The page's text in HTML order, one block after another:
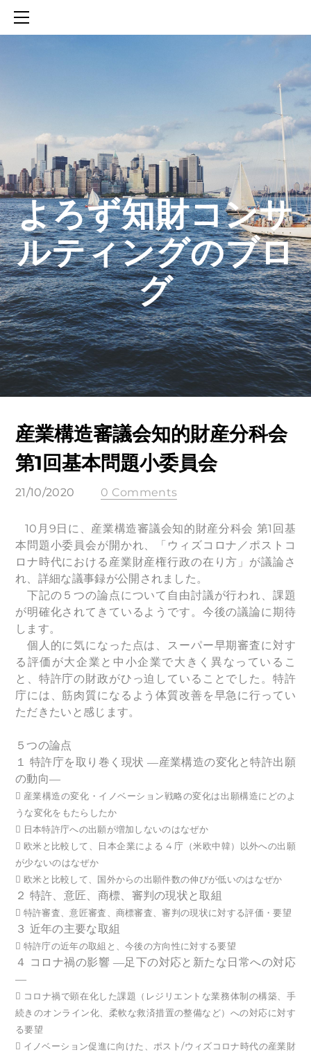
​よろず知財コンサ
ルティングのブロ
グ
産業構造審議会知的財産分科会
第1回基本問題小委員会
21/10/2020 0 Comments
10月9日に、産業構造審議会知的財産分科会 第1回基
本問題小委員会が開かれ、「ウィズコロナ／ポストコ
ロナ時代における産業財産権行政の在り方」が議論さ
れ、詳細な議事録が公開されました。
下記の５つの論点について自由討議が行われ、課題
が明確化されてきているようです。今後の議論に期待
します。
個人的に気になった点は、スーパー早期審査に対す
る評価が大企業と中小企業で大きく異なっているこ
と、特許庁の財政がひっ迫していることでした。特許
庁には、筋肉質になるよう体質改善を早急に行ってい
ただきたいと感じます。
５つの論点
１ 特許庁を取り巻く現状 ―産業構造の変化と特許出願
の動向―
 産業構造の変化・イノベーション戦略の変化は出願構造にどのよ
うな変化をもたらしたか
 日本特許庁への出願が増加しないのはなぜか
 欧米と比較して、日本企業による 4 庁（米欧中韓）以外への出願
が少ないのはなぜか
 欧米と比較して、国外からの出願件数の伸びが低いのはなぜか
２ 特許、意匠、商標、審判の現状と取組
 特許審査、意匠審査、商標審査、審判の現状に対する評価・要望
３ 近年の主要な取組
 特許庁の近年の取組と、今後の方向性に対する要望
４ コロナ禍の影響 ―足下の対応と新たな日常への対応
―
 コロナ禍で顕在化した課題（レジリエントな業務体制の構築、手
続きのオンライン化、柔軟な救済措置の整備など）への対応に対す
る要望
 イノベーション促進に向けた、ポスト/ウィズコロナ時代の産業財
SERVICES
知財活動のROICへの貢献
生成AIを活用した知財戦略の策定方法
生成AIとの「壁打ち」で、新たな発明を創出する方法